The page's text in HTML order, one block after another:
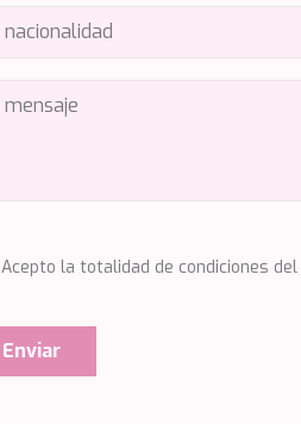
Acepto la totalidad de condiciones del
Enviar